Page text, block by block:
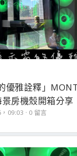
優雅詮釋」
房機殼開箱分享
09:03 0 留言